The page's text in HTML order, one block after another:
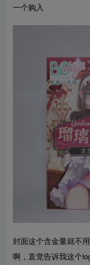
一个购入
封面这个含金量就不
啊，直觉告诉我这个